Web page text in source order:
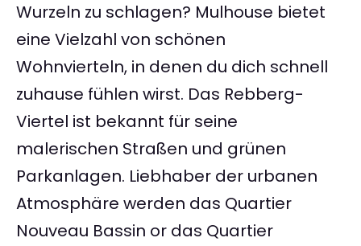
Wurzeln zu schlagen? Mulhouse bietet
eine Vielzahl von schönen
Wohnvierteln, in denen du dich schnell
zuhause fühlen wirst. Das Rebberg-
Viertel ist bekannt für seine
malerischen Straßen und grünen
Parkanlagen. Liebhaber der urbanen
Atmosphäre werden das Quartier
Nouveau Bassin or das Quartier